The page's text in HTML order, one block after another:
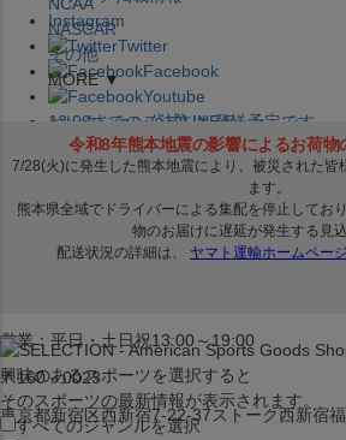
Instagram
Twitter
Facebook
Youtube
セレクション公式LINE@
営業：平日・土日祝13:00～19:00
〒160－0023
東京都新宿区西新宿7-22-37ストーク西新宿
NASCAR
その他
MORE ▼
12:00までのご注文は発送予定です。
在庫品は 1-3営業日内で発送!! ※お取寄
興味のあるスポーツを選択すると
そのスポーツの最新情報が表示されます。
すべてのジャンルを選択